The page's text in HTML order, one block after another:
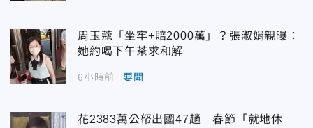
周玉蔻「坐牢+賠2000萬」？張淑娟親曝：
她約喝下午茶求和解
6小時前 要聞
花2383萬公帑出國47趟 春節「就地休